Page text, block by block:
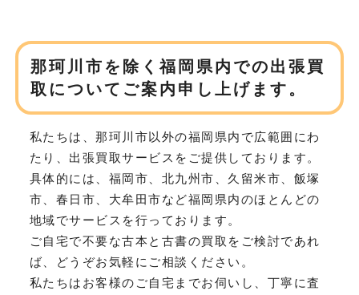
那珂川市を除く福岡県内での出張買
取についてご案内申し上げます。
私たちは、那珂川市以外の福岡県内で広範囲にわ
たり、 出張買取サービスをご提供しております。
具体的には、福岡市、北九州市、久留米市、飯塚
市、春日市、大牟田市など福岡県内のほとんどの
地域でサービスを行っております。
ご自宅で不要な古本と古書の買取をご検討であれ
ば、どうぞお気軽にご相談ください。
私たちはお客様のご自宅までお伺いし、丁寧に査